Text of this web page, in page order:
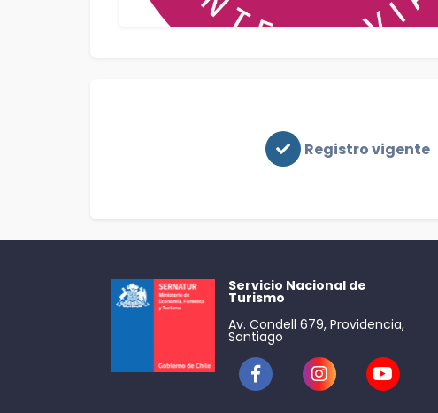
Registro vigente
Servicio Nacional de
Turismo
Av. Condell 679, Providencia,
Santiago